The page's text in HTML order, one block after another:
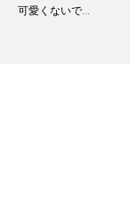
可愛くないで…